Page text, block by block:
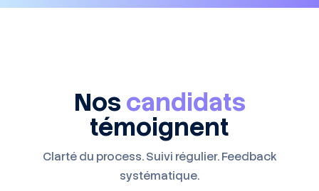
Noscandidats
témoignent
Clarté du process. Suivi régulier. Feedback
systématique.